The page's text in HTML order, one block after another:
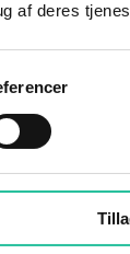
af deres
andre, det